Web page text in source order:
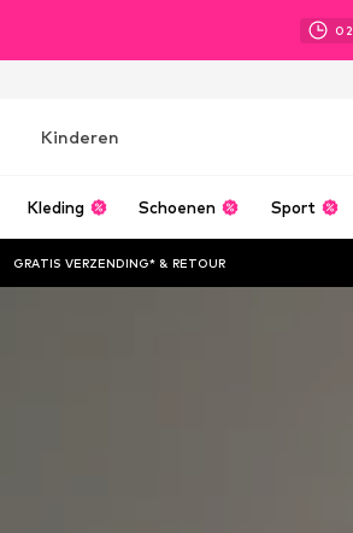
02
Kinderen
Kleding Schoenen Sport
GRATIS VERZENDING* & RETOUR